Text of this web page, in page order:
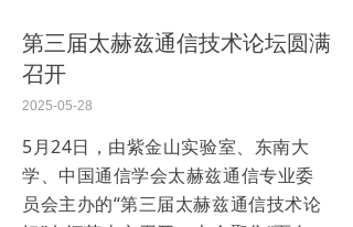
第三届太赫兹通信技术论坛圆满
召开
5月24日，由紫金山实验室、东南大
学、中国通信学会太赫兹通信专业委
员会主办的“第三届太赫兹通信技术论
2025-05-28